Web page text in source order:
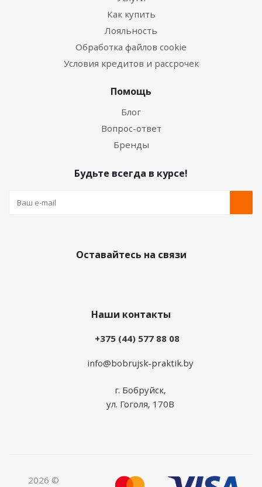
Как купить
Лояльность
Обработка файлов cookie
Условия кредитов и рассрочек
Помощь
Блог
Вопрос-ответ
Бренды
Будьте всегда в курсе!
Оставайтесь на связи
Наши контакты
+375 (44) 577 88 08
info@bobrujsk-praktik.by
г. Бобруйск,
ул. Гоголя, 170В
2026 ©